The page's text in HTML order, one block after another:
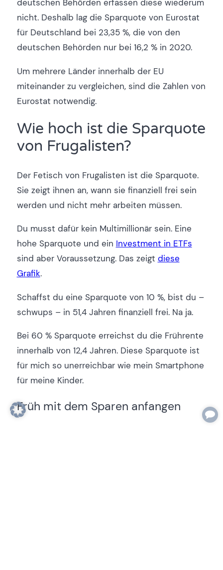
deutschen Behörden erfassen diese wiederum
nicht. Deshalb lag die Sparquote von Eurostat
für Deutschland bei 23,35 %, die von den
deutschen Behörden nur bei 16,2 % in 2020.
Um mehrere Länder innerhalb der EU
miteinander zu vergleichen, sind die Zahlen von
Eurostat notwendig.
Wie hoch ist die Sparquote
von Frugalisten?
Der Fetisch von Frugalisten ist die Sparquote.
Sie zeigt ihnen an, wann sie finanziell frei sein
werden und nicht mehr arbeiten müssen.
Du musst dafür kein Multimillionär sein. Eine
hohe Sparquote und ein Investment in ETFs
sind aber Voraussetzung. Das zeigt diese
Grafik.
Schaffst du eine Sparquote von 10 %, bist du –
schwups – in 51,4 Jahren finanziell frei. Na ja.
Bei 60 % Sparquote erreichst du die Frührente
innerhalb von 12,4 Jahren. Diese Sparquote ist
für mich so unerreichbar wie mein Smartphone
für meine Kinder.
Früh mit dem Sparen anfangen